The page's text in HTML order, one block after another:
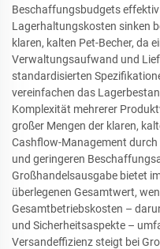
Beschaffungsbudgets
Lagerhaltungskosten sinken
klaren, kalten Pet-Becher, da
Verwaltungsaufwand und
standardisierten
vereinfachen das
Komplexität mehrerer
großer Mengen der klaren,
Cashflow-Management
und geringeren
Großhandelsausgabe bietet
überlegenen Gesamtwert,
Gesamtbetriebskosten –
und Sicherheitsaspekte –
Versandeffizienz steigt bei